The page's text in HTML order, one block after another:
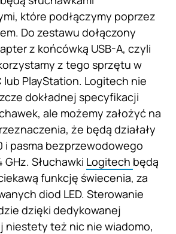
które podłączymy poprzez
Do zestawu dołączony
z końcówką USB-A, czyli
z tego sprzętu w
lub PlayStation. Logitech nie
dokładnej specyfikacji
ale możemy założyć na
że będą działały
i pasma bezprzewodowego
Słuchawki Logitech będą
funkcję świecenia, za
diod LED. Sterowanie
dzięki dedykowanej
niestety też nic nie wiadomo,